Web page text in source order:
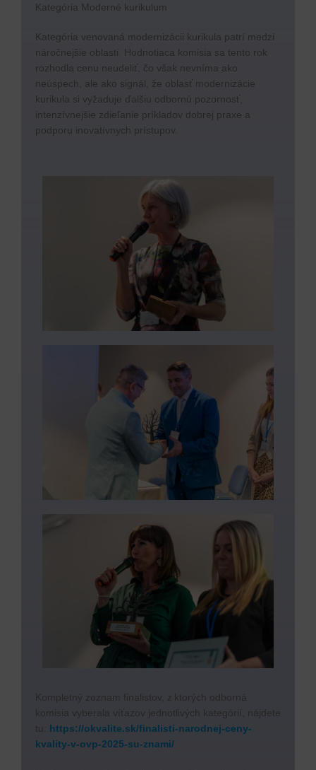
Kategória Moderné kurikulum
Kategória venovaná modernizácii kurikula patrí medzi
náročnejšie oblasti. Hodnotiaca komisia sa tento rok
rozhodla cenu neudeliť, čo však nevníma ako
neúspech, ale ako signál, že oblasť modernizácie
kurikula si vyžaduje ďalšiu odbornú pozornosť,
intenzívnejšie zdieľanie príkladov dobrej praxe a
podporu inovatívnych prístupov.
Kompletný zoznam finalistov, z ktorých odborná
komisia vyberala víťazov jednotlivých kategórií, nájdete
tu: https://okvalite.sk/finalisti-narodnej-ceny-
kvality-v-ovp-2025-su-znami/